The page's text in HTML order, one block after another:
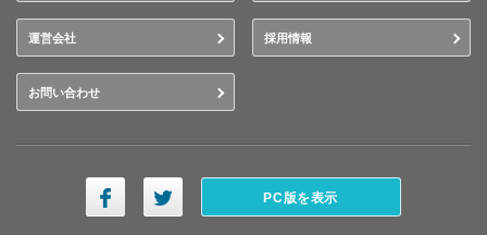
運営会社 採用情報
お問い合わせ
PC版を表示